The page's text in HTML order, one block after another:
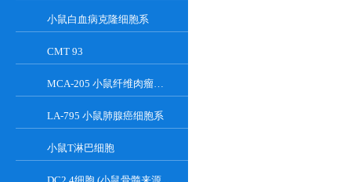
小鼠白血病克隆细胞系
CMT 93
MCA-205 小鼠纤维肉瘤细胞系
LA-795 小鼠肺腺癌细胞系
小鼠T淋巴细胞